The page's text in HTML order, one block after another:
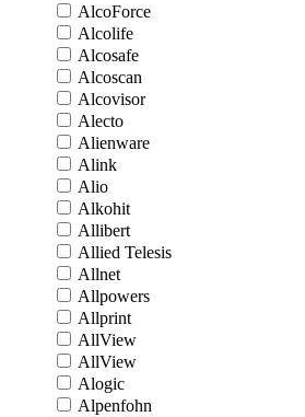
AlcoForce
Alcolife
Alcosafe
Alcoscan
Alcovisor
Alecto
Alienware
Alink
Alio
Alkohit
Allibert
Allied Telesis
Allnet
Allpowers
Allprint
AllView
AllView
Alogic
Alpenfohn